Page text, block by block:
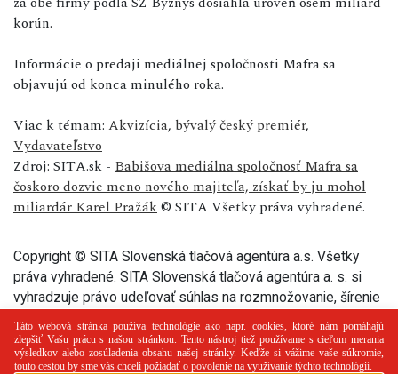
korún.
Informácie o predaji mediálnej spoločnosti Mafra sa
objavujú od konca minulého roka.
Viac k témam: Akvizícia, bývalý český premiér,
Vydavateľstvo
Zdroj: SITA.sk - Babišova mediálna spoločnosť Mafra sa
čoskoro dozvie meno nového majiteľa, získať by ju mohol
miliardár Karel Pražák© SITA Všetky práva vyhradené.
Copyright © SITA Slovenská tlačová agentúra a.s. Všetky
práva vyhradené. SITA Slovenská tlačová agentúra a. s. si
vyhradzuje právo udeľovať súhlas na rozmnožovanie, šírenie